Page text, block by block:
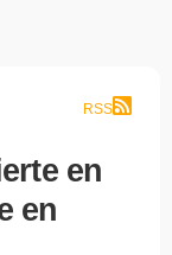
RSS
en
en